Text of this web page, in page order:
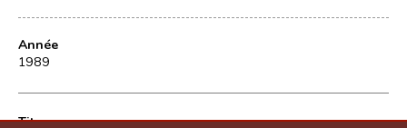
Année
1989
Titre